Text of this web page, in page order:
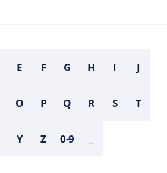
E F G H I J
O P Q R S T
Y Z 0-9